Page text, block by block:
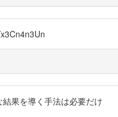
果を導く手法は必要だけ